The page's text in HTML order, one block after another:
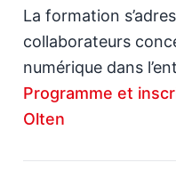
La formation
collaborateurs
numérique dans
Programme et
Olten